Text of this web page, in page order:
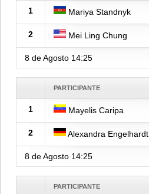
1 Mariya Standnyk
2 Mei Ling Chung
8 de Agosto 14:25
PARTICIPANTE
1 Mayelis Caripa
2 Alexandra Engelhardt
8 de Agosto 14:25
PARTICIPANTE